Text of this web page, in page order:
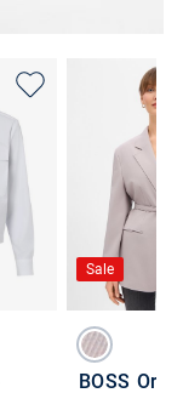
Sale
BOSS